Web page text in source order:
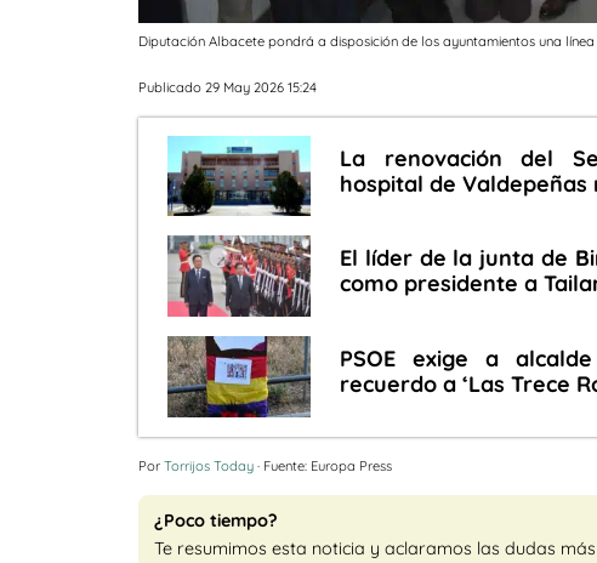
Diputación Albacete pondrá a disposición de los ayuntamientos una
Publicado 29 May 2026 15:24
La renovación del
hospital de
El líder de la junta de
como presidente a
PSOE exige a
recuerdo a ‘Las Trece
Por Torrijos Today · Fuente: Europa Press
¿Poco tiempo?
Te resumimos esta noticia y aclaramos las dudas